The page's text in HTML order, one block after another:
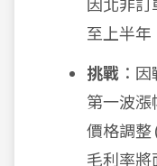
因北非訂
至上半年
挑戰 ：
第一波漲
價格調整
毛利率將